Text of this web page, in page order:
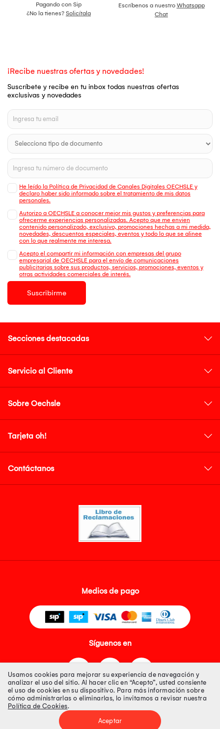
Pagando con Sip
¿No la tienes? Solicítala
Escríbenos a nuestro Whatsapp
Chat
¡Recibe nuestras ofertas y novedades!
Suscríbete y recibe en tu inbox todas nuestras ofertas
exclusivas y novedades
He leído la Política de Privacidad de Canales Digitales OECHSLE y
declaro haber sido informado sobre el tratamiento de mis datos
personales.
Autorizo a OECHSLE a conocer mejor mis gustos y preferencias para
ofrecerme experiencias personalizadas. Acepto que me envien
contenido personalizado, exclusivo, promociones hechas a mi medida,
novedades, descuentos especiales, eventos y todo lo que se alinee
con lo que realmente me interesa.
Acepto el compartir mi información con empresas del grupo
empresarial de OECHSLE para el envío de comunicaciones
publicitarias sobre sus productos, servicios, promociones, eventos y
otras actividades comerciales de interés.
Suscribirme
Secciones destacadas
Servicio al Cliente
Sobre Oechsle
Tarjeta oh!
Contáctanos
Medios de pago
Síguenos en
Tienda 100% Segura
Usamos cookies para mejorar su experiencia de navegación y
analizar el uso del sitio. Al hacer clic en “Acepto”, usted consiente
el uso de cookies en su dispositivo. Para más información sobre
cómo administrarlas o eliminarlas, lo invitamos a revisar nuestra
Política de Cookies.
Aceptar